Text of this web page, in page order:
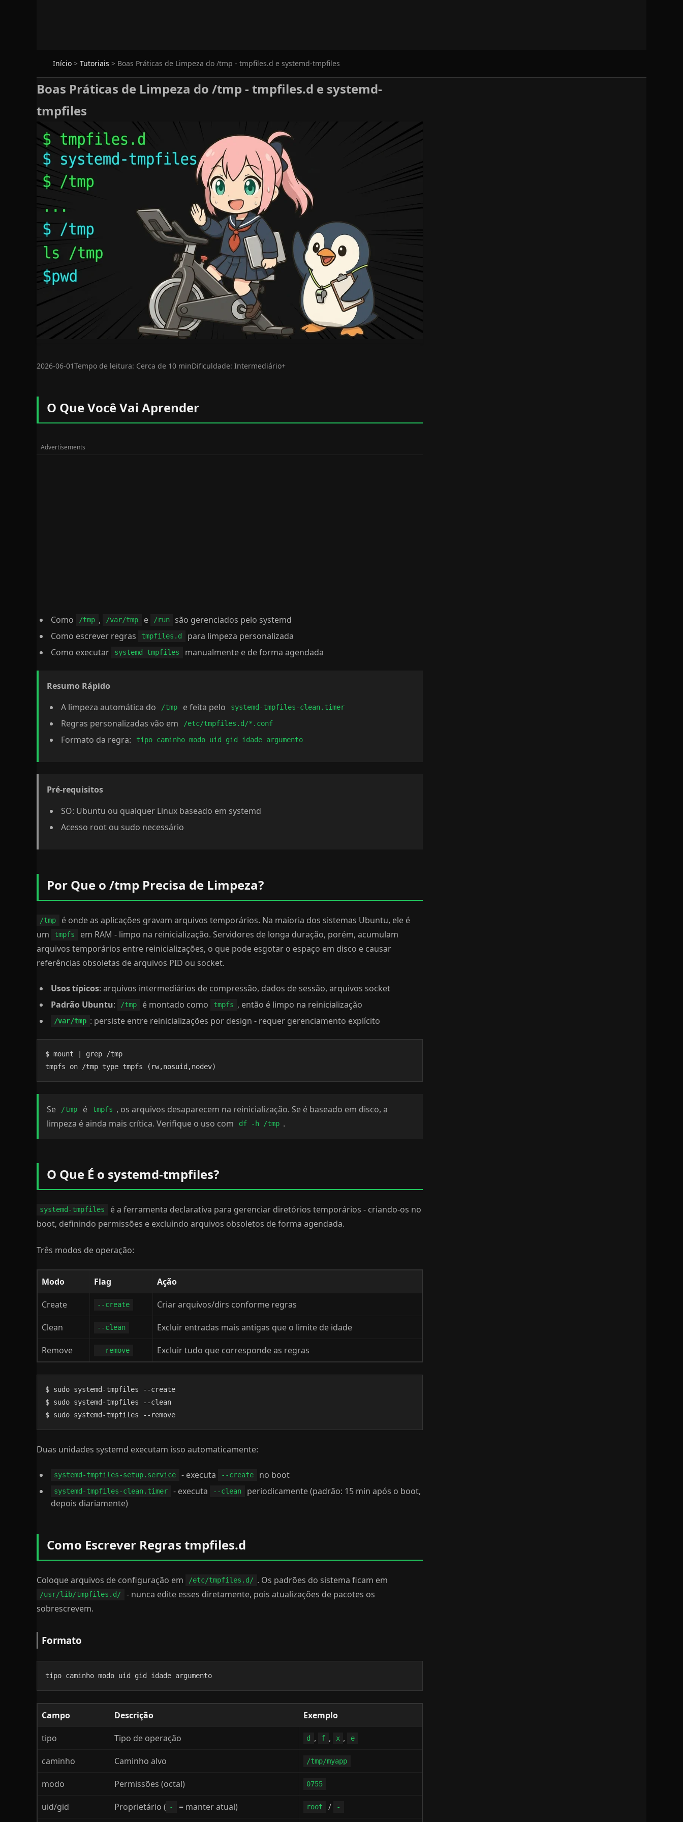
Início > Tutoriais > Boas Práticas de Limpeza do /tmp - tmpfiles.d e systemd-tmpfiles
Boas Práticas de Limpeza do /tmp - tmpfiles.d e systemd-
tmpfiles
2026-06-01Tempo de leitura: Cerca de 10 minDificuldade: Intermediário+
O Que Você Vai Aprender
Como /tmp , /var/tmp e /run
são gerenciados pelo systemd
Como escrever regras
tmpfiles.d
para limpeza personalizada
Como executar
systemd-tmpfiles manualmente e de forma agendada
Resumo Rápido
A limpeza automática do
/tmp e feita pelo systemd-tmpfiles-clean.timer
Regras personalizadas vão em /etc/tmpfiles.d/*.conf
Formato da regra: tipo caminho modo uid gid idade argumento
Pré-requisitos
SO: Ubuntu ou qualquer Linux baseado em systemd
Acesso root ou sudo necessário
Por Que o /tmp Precisa de Limpeza?
/tmp
é onde as aplicações gravam arquivos temporários. Na maioria dos sistemas Ubuntu, ele é
um
tmpfs
em RAM - limpo na reinicialização. Servidores de longa duração, porém, acumulam
arquivos temporários entre reinicializações, o que pode esgotar o espaço em disco e causar
referências obsoletas de arquivos PID ou socket.
Usos típicos: arquivos intermediários de compressão, dados de sessão, arquivos socket
Padrão Ubuntu: /tmp é montado como tmpfs , então é limpo na reinicialização
/var/tmp : persiste entre reinicializações por design - requer gerenciamento explícito
$ mount | grep /tmp
tmpfs on /tmp type tmpfs (rw,nosuid,nodev)
Se /tmp é tmpfs , os arquivos desaparecem na reinicialização. Se é baseado em disco, a
limpeza é ainda mais crítica. Verifique o uso com
df -h /tmp .
O Que É o systemd-tmpfiles?
systemd-tmpfiles
é a ferramenta declarativa para gerenciar diretórios temporários - criando-os no
boot, definindo permissões e excluindo arquivos obsoletos de forma agendada.
Três modos de operação:
Modo Flag Ação
Create --create Criar arquivos/dirs conforme regras
Clean --clean Excluir entradas mais antigas que o limite de idade
Remove --remove Excluir tudo que corresponde as regras
$ sudo systemd-tmpfiles --create
$ sudo systemd-tmpfiles --clean
$ sudo systemd-tmpfiles --remove
Duas unidades systemd executam isso automaticamente:
systemd-tmpfiles-setup.service - executa --create no boot
systemd-tmpfiles-clean.timer - executa --clean
periodicamente (padrão: 15 min após o boot,
depois diariamente)
Como Escrever Regras tmpfiles.d
Coloque arquivos de configuração em /etc/tmpfiles.d/ . Os padrões do sistema ficam em
/usr/lib/tmpfiles.d/
- nunca edite esses diretamente, pois atualizações de pacotes os
sobrescrevem.
Formato
tipo caminho modo uid gid idade argumento
Campo Descrição Exemplo
tipo Tipo de operação d , f , x , e
caminho Caminho alvo /tmp/myapp
modo Permissões (octal) 0755
uid/gid Proprietário ( - = manter atual) root / -